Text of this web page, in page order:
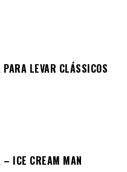
LEVAR CLÁSSICOS
ICE CREAM MAN